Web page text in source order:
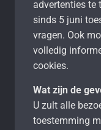
advertenties te
sinds 5 juni
vragen. Ook
volledig
cookies.
Wat zijn de
U zult alle
toestemming